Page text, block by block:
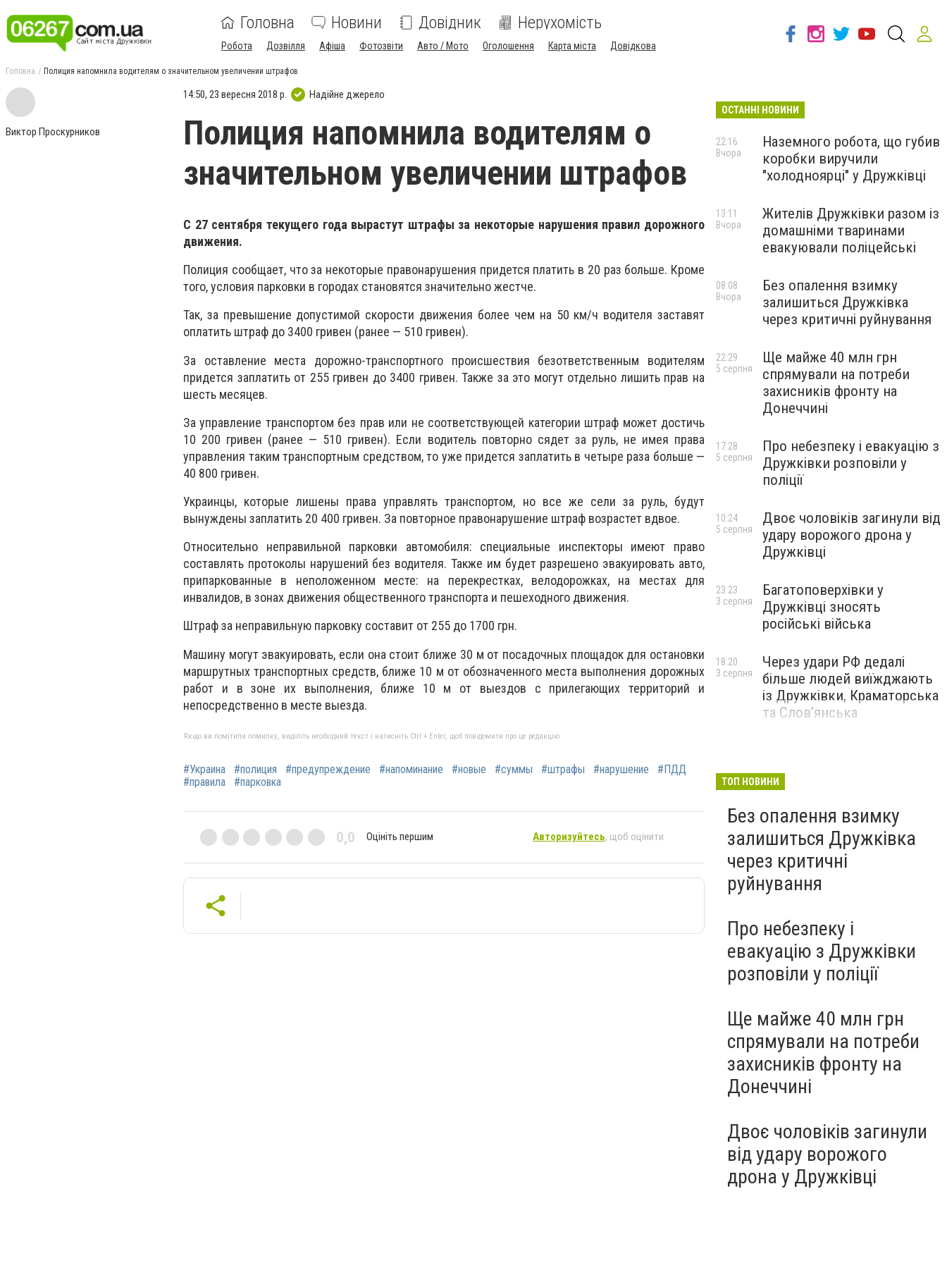
Головна Новини Довідник Нерухомість
Робота Дозвілля Афіша Фотозвіти Авто / Мото Оголошення Карта міста Довідкова
Головна Полиция напомнила водителям о значительном увеличении штрафов
Виктор Проскурников
14:50, 23 вересня 2018 р. Надійне джерело
Полиция напомнила водителям о
значительном увеличении штрафов
С 27 сентября текущего года вырастут штрафы за некоторые нарушения правил дорожного
движения.
Полиция сообщает, что за некоторые правонарушения придется платить в 20 раз больше. Кроме
того, условия парковки в городах становятся значительно жестче.
Так, за превышение допустимой скорости движения более чем на 50 км/ч водителя заставят
оплатить штраф до 3400 гривен (ранее — 510 гривен).
За оставление места дорожно-транспортного происшествия безответственным водителям
придется заплатить от 255 гривен до 3400 гривен. Также за это могут отдельно лишить прав на
шесть месяцев.
За управление транспортом без прав или не соответствующей категории штраф может достичь
10 200 гривен (ранее — 510 гривен). Если водитель повторно сядет за руль, не имея права
управления таким транспортным средством, то уже придется заплатить в четыре раза больше —
40 800 гривен.
Украинцы, которые лишены права управлять транспортом, но все же сели за руль, будут
вынуждены заплатить 20 400 гривен. За повторное правонарушение штраф возрастет вдвое.
Относительно неправильной парковки автомобиля: специальные инспекторы имеют право
составлять протоколы нарушений без водителя. Также им будет разрешено эвакуировать авто,
припаркованные в неположенном месте: на перекрестках, велодорожках, на местах для
инвалидов, в зонах движения общественного транспорта и пешеходного движения.
Штраф за неправильную парковку составит от 255 до 1700 грн.
Машину могут эвакуировать, если она стоит ближе 30 м от посадочных площадок для остановки
маршрутных транспортных средств, ближе 10 м от обозначенного места выполнения дорожных
работ и в зоне их выполнения, ближе 10 м от выездов с прилегающих территорий и
непосредственно в месте выезда.
Якщо ви помітили помилку, виділіть необхідний текст і натисніть Ctrl + Enter, щоб повідомити про це редакцію
#Украина #полиция #предупреждение #напоминание #новые #суммы #штрафы #нарушение
#ПДД
#правила
#парковка
0,0 Оцініть першим Авторизуйтесь, щоб оцінити
ОСТАННІ НОВИНИ
Наземного робота, що губив
коробки виручили
"холодноярці" у Дружківці
22:16
Вчора
Жителів Дружківки разом із
домашніми тваринами
евакуювали поліцейські
13:11
Вчора
Без опалення взимку
залишиться Дружківка
через критичні руйнування
08:08
Вчора
Ще майже 40 млн грн
спрямували на потреби
захисників фронту на
Донеччині
22:29
5 серпня
Про небезпеку і евакуацію з
Дружківки розповіли у
поліції
17:28
5 серпня
Двоє чоловіків загинули від
удару ворожого дрона у
Дружківці
10:24
5 серпня
Багатоповерхівки у
Дружківці зносять
російські війська
23:23
3 серпня
Через удари РФ дедалі
більше людей виїжджають
із Дружківки, Краматорська
та Слов’янська
18:20
3 серпня
ТОП НОВИНИ
Без опалення взимку
залишиться Дружківка
через критичні
руйнування
Про небезпеку і
евакуацію з Дружківки
розповіли у поліції
Ще майже 40 млн грн
спрямували на потреби
захисників фронту на
Донеччині
Двоє чоловіків загинули
від удару ворожого
дрона у Дружківці